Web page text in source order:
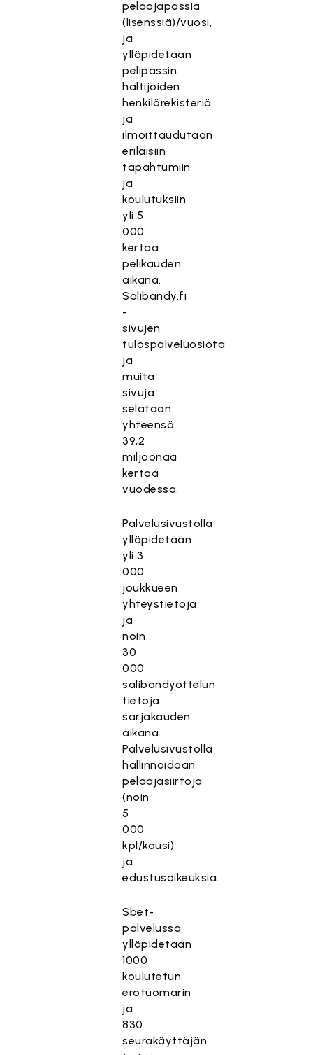
pelaajapassia
(lisenssiä)/vuosi,
ja
ylläpidetään
pelipassin
haltijoiden
henkilörekisteriä
ja
ilmoittaudutaan
erilaisiin
tapahtumiin
ja
koulutuksiin
yli 5
000
kertaa
pelikauden
aikana.
Salibandy.fi
-
sivujen
tulospalveluosiota
ja
muita
sivuja
selataan
yhteensä
39,2
miljoonaa
kertaa
vuodessa.
Palvelusivustolla
ylläpidetään
yli 3
000
joukkueen
yhteystietoja
ja
noin
30
000
salibandyottelun
tietoja
sarjakauden
aikana.
Palvelusivustolla
hallinnoidaan
pelaajasiirtoja
(noin
5
000
kpl/kausi)
ja
edustusoikeuksia.
Sbet-
palvelussa
ylläpidetään
1000
koulutetun
erotuomarin
ja
830
seurakäyttäjän